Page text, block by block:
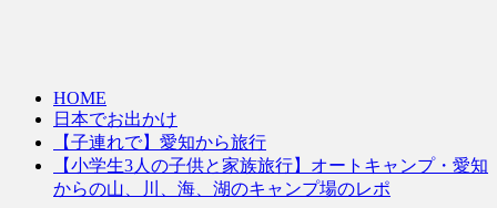
HOME
日本でお出かけ
【子連れで】愛知から旅行
【小学生3人の子供と家族旅行】オートキャンプ・愛知
からの山、川、海、湖のキャンプ場のレポ